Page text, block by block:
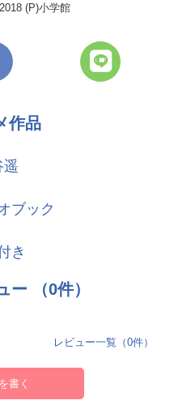
(P)小学館
作品
遥
ブック
き
ー （0件）
レビュー一覧（0件）
書く